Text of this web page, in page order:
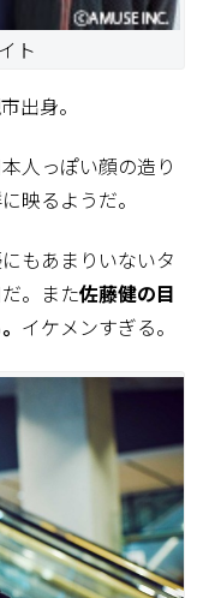
ト
出身。
人っぽい顔の造り
映るようだ。
もあまりいないタ
。また佐藤健の目
イケメンすぎる。